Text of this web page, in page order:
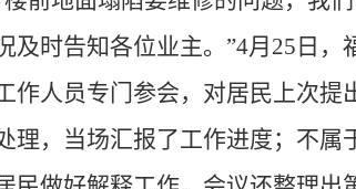
及时告知各位业主。”4月25日
作人员专门参会，对居民上次
理，当场汇报了工作进度；不